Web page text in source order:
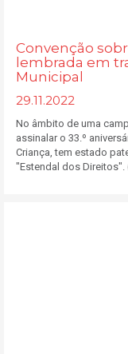
Convenção
lembrada em
Municipal
29.11.2022
No âmbito de uma
assinalar o 33.º
Criança, tem estado
"Estendal dos Direitos".